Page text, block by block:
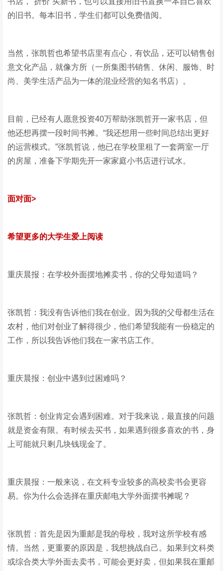
的旧书。每本旧书，学生们都可以免费借阅。
当然，张凯哲也希望书店里有点心，有饮品，还可以销售创
意文化产品，就像方所（一所集图书销售、休闲、服饰、时
尚、美学生活产品为一体的混业经营的知名书店）。
目前，已经有人愿意投资40万帮助张凯哲开一家书店，但
他还想再摆一段时间书摊。“我还想用一些时间总结出更好
的运营模式。”张凯哲说，他已在学校里租了一套两室一厅
的房屋，准备下学期先开一家家庭小书店进行试水。
面对面>
希望更多的大学生爱上阅读
重庆晨报：在学校外面摆地摊卖书，你的父母知道吗？
张凯哲：我没有告诉他们我在创业。因为我的父母都生活在
农村，他们对创业了解得很少，他们希望我能有一份稳定的
工作，所以我告诉他们我在一家书店工作。
重庆晨报：创业中遇到过困难吗？
张凯哲：创业肯定会遇到困难。对于我来说，最直接的问题
就是资金有限。有时候去买书，如果遇到很多喜欢的书，身
上可能就只剩几块钱现金了。
重庆晨报：一般来说，在文科专业较多的高校卖书会更容
易。你为什么会选择在重庆邮电大学外面摆书摊呢？
张凯哲：首先是因为重邮是我的母校，我对这所学校有感
情。当然，更重要的原因是，我想挑战自己。如果到文科类
或综合类大学外面去卖书，可能会更好卖，但如果我在重邮